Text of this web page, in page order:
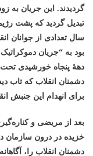
گردیدند. این جریان به
تبدیل گردید که پشت
سال تعدادی از جوانان
بود به “جریان
دهۀ پنجاه خورشیدی تحت
دشمنان انقلاب که تاب
برای انهدام این جنبش
بعد از مریضی و
دشمنان انقلاب را،